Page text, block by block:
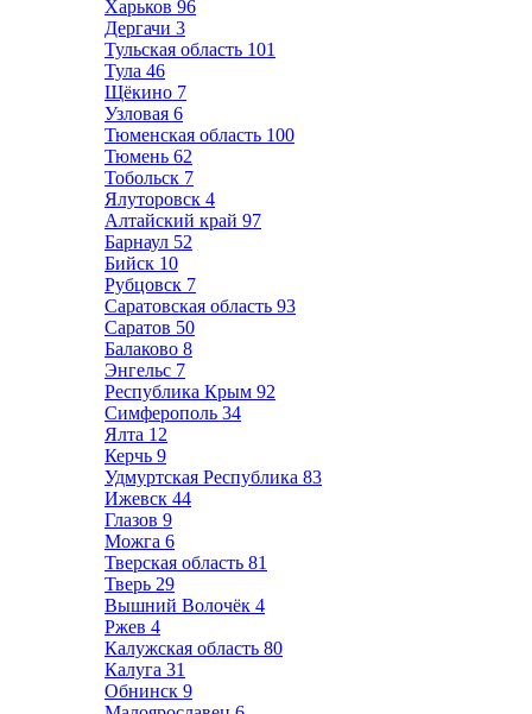
Харьков 96
Дергачи 3
Тульская область 101
Тула 46
Щёкино 7
Узловая 6
Тюменская область 100
Тюмень 62
Тобольск 7
Ялуторовск 4
Алтайский край 97
Барнаул 52
Бийск 10
Рубцовск 7
Саратовская область 93
Саратов 50
Балаково 8
Энгельс 7
Республика Крым 92
Симферополь 34
Ялта 12
Керчь 9
Удмуртская Республика 83
Ижевск 44
Глазов 9
Можга 6
Тверская область 81
Тверь 29
Вышний Волочёк 4
Ржев 4
Калужская область 80
Калуга 31
Обнинск 9